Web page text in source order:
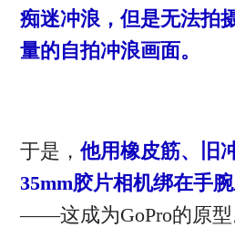
痴迷冲浪，但是无法拍
量的自拍冲浪画面。
于是， 他用橡皮筋、旧
35mm胶片相机绑在手腕
——这成为GoPro的原型